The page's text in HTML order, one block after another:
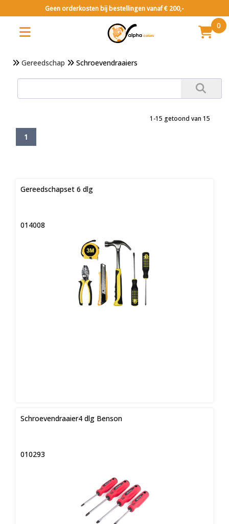
Geen orderkosten bij bestellingen vanaf € 200,-
0
Gereedschap Schroevendraaiers
1-15 getoond van 15
1
Gereedschapset 6 dlg
014008
Schroevendraaier4 dlg Benson
010293